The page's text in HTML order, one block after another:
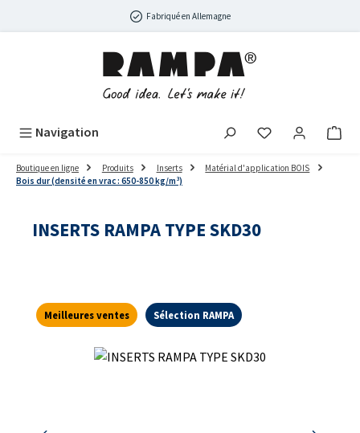
Passer au contenu principalFabriqué en Allemagne
Navigation
Boutique en ligne Produits Inserts
Matérial d'application BOIS
Bois dur (densité en vrac : 650-850 kg/m³)
INSERTS RAMPA TYPE SKD30
Meilleures ventes Sélection RAMPA
Ignorer la galerie d'images